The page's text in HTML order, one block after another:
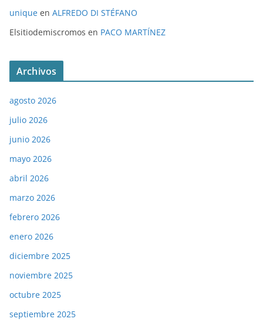
unique en ALFREDO DI STÉFANO
Elsitiodemiscromos en PACO MARTÍNEZ
Archivos
agosto 2026
julio 2026
junio 2026
mayo 2026
abril 2026
marzo 2026
febrero 2026
enero 2026
diciembre 2025
noviembre 2025
octubre 2025
septiembre 2025